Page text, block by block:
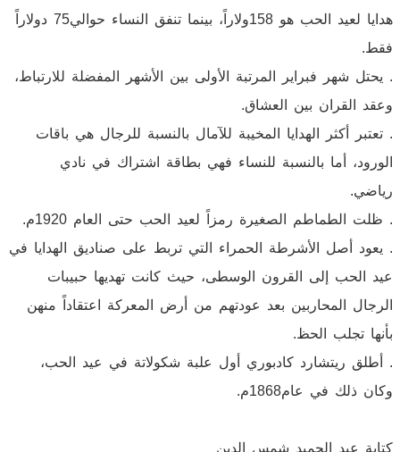
هدايا لعيد الحب هو 158ولاراً، بينما تنفق النساء حوالي75 دولاراً
فقط.
. يحتل شهر فبراير المرتبة الأولى بين الأشهر المفضلة للارتباط،
وعقد القران بين العشاق.
. تعتبر أكثر الهدايا المخيبة للآمال بالنسبة للرجال هي باقات
الورود، أما بالنسبة للنساء فهي بطاقة اشتراك في نادي
رياضي.
. ظلت الطماطم الصغيرة رمزاً لعيد الحب حتى العام 1920م.
. يعود أصل الأشرطة الحمراء التي تربط على صناديق الهدايا في
عيد الحب إلى القرون الوسطى، حيث كانت تهديها حبيبات
الرجال المحاربين بعد عودتهم من أرض المعركة اعتقاداً منهن
بأنها تجلب الحظ.
. أطلق ريتشارد كادبوري أول علبة شكولاتة في عيد الحب،
وكان ذلك في عام1868م.
كتابة عبد الحميد شمس الدين